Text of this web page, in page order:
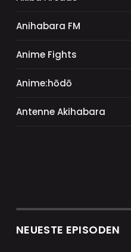
Anihabara FM
Anime Fights
Anime:hōdō
Antenne Akihabara
NEUESTE EPISODEN